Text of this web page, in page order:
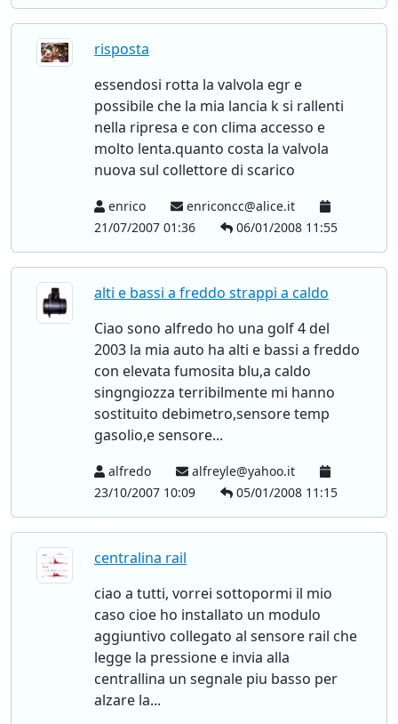
risposta
essendosi rotta la valvola egr e
possibile che la mia lancia k si rallenti
nella ripresa e con clima accesso e
molto lenta.quanto costa la valvola
nuova sul collettore di scarico
enrico
enriconcc@alice.it
21/07/2007 01:36
06/01/2008 11:55
alti e bassi a freddo strappi a caldo
Ciao sono alfredo ho una golf 4 del
2003 la mia auto ha alti e bassi a freddo
con elevata fumosita blu,a caldo
singngiozza terribilmente mi hanno
sostituito debimetro,sensore temp
gasolio,e sensore...
alfredo
alfreyle@yahoo.it
23/10/2007 10:09
05/01/2008 11:15
centralina rail
ciao a tutti, vorrei sottopormi il mio
caso cioe ho installato un modulo
aggiuntivo collegato al sensore rail che
legge la pressione e invia alla
centrallina un segnale piu basso per
alzare la...